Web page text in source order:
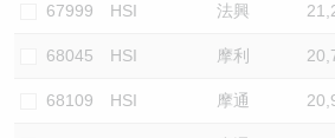
67999 HSI 法興
68045 HSI 摩利
68109 HSI 摩通